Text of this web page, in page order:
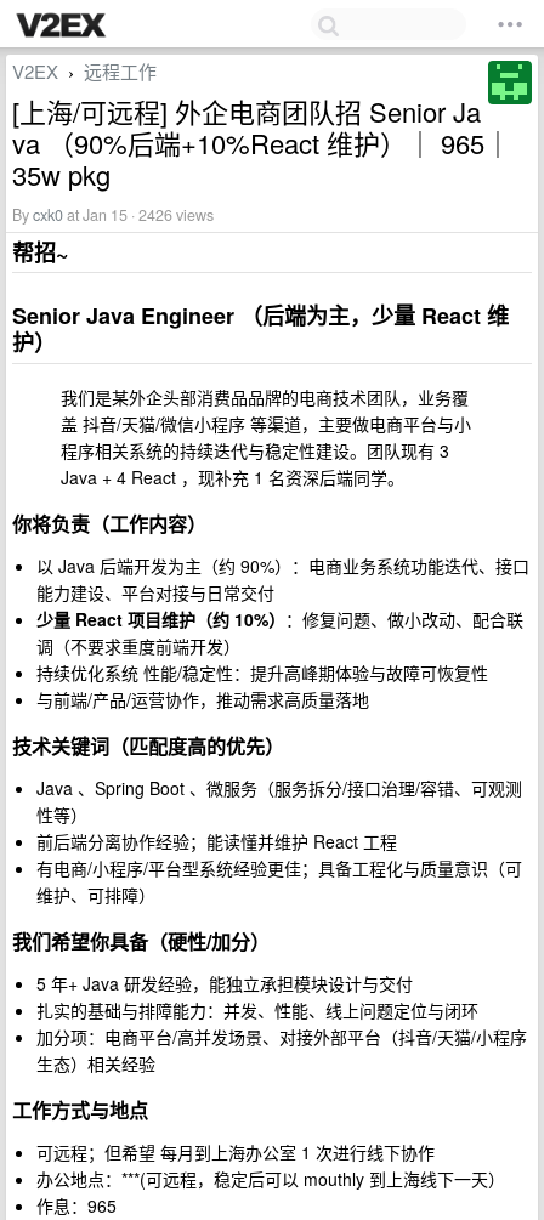
V2EX › 远程工作
[上海/可远程] 外企电商团队招 Senior Ja
va （90%后端+10%React 维护）｜ 965｜
35w pkg
Bycxk0at Jan 15 · 2426 views
帮招~
Senior Java Engineer （后端为主，少量 React 维
护）
我们是某外企头部消费品品牌的电商技术团队，业务覆
盖 抖音/天猫/微信小程序 等渠道，主要做电商平台与小
程序相关系统的持续迭代与稳定性建设。团队现有 3
Java + 4 React ，现补充 1 名资深后端同学。
你将负责（工作内容）
以 Java 后端开发为主（约 90%）：电商业务系统功能迭代、接口
能力建设、平台对接与日常交付
少量 React 项目维护（约 10%） ：修复问题、做小改动、配合联
调（不要求重度前端开发）
持续优化系统 性能/稳定性：提升高峰期体验与故障可恢复性
与前端/产品/运营协作，推动需求高质量落地
技术关键词（匹配度高的优先）
Java 、Spring Boot 、微服务（服务拆分/接口治理/容错、可观测
性等）
前后端分离协作经验；能读懂并维护 React 工程
有电商/小程序/平台型系统经验更佳；具备工程化与质量意识（可
维护、可排障）
我们希望你具备（硬性/加分）
5 年+ Java 研发经验，能独立承担模块设计与交付
扎实的基础与排障能力：并发、性能、线上问题定位与闭环
加分项：电商平台/高并发场景、对接外部平台（抖音/天猫/小程序
生态）相关经验
工作方式与地点
可远程；但希望 每月到上海办公室 1 次进行线下协作
办公地点：***(可远程，稳定后可以 mouthly 到上海线下一天）
作息：965